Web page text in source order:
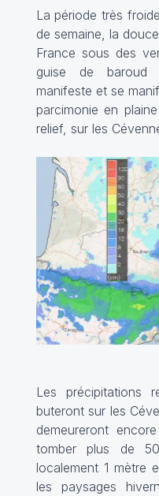
La période très
de semaine, la
France sous des
guise de baroud
manifeste et se
parcimonie en
relief, sur les
Les précipitations
buteront sur les
demeureront
tomber plus de
localement 1 mètre
les paysages